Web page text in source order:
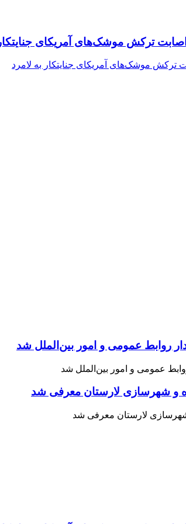
ترکش موشک‌های آمریکای جنایتکار
روابط عمومی و امور بین‌الملل شد
و شهرسازی لارستان معرفی شد